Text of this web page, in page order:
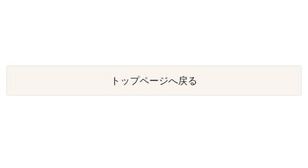
トップページへ戻る